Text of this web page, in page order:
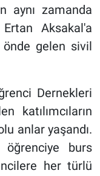
aynı zamanda
Aksakal'a
gelen sivil
Dernekleri
katılımcıların
anlar yaşandı.
burs
her türlü